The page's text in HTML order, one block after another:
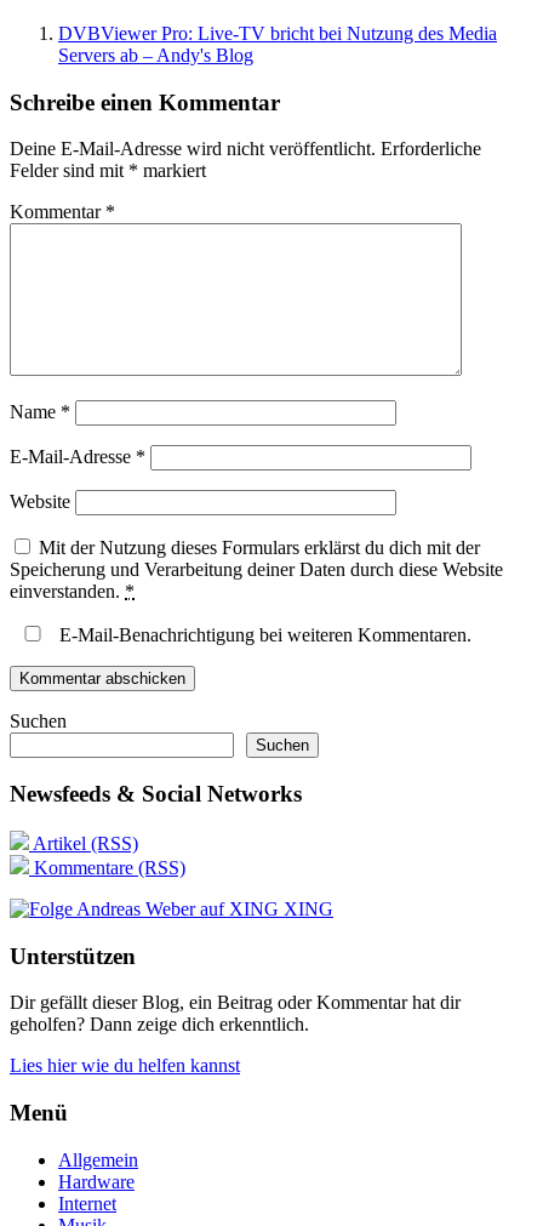
DVBViewer Pro: Live-TV bricht bei Nutzung des Media
Servers ab – Andy's Blog
Schreibe einen Kommentar
Deine E-Mail-Adresse wird nicht veröffentlicht. Erforderliche
Felder sind mit * markiert
Kommentar *
Name *
E-Mail-Adresse *
Website
Mit der Nutzung dieses Formulars erklärst du dich mit der
Speicherung und Verarbeitung deiner Daten durch diese Website
einverstanden. *
E-Mail-Benachrichtigung bei weiteren Kommentaren.
Suchen
Suchen
Newsfeeds & Social Networks
Artikel (RSS)
Kommentare (RSS)
XING
Unterstützen
Dir gefällt dieser Blog, ein Beitrag oder Kommentar hat dir
geholfen? Dann zeige dich erkenntlich.
Lies hier wie du helfen kannst
Menü
Allgemein
Hardware
Internet